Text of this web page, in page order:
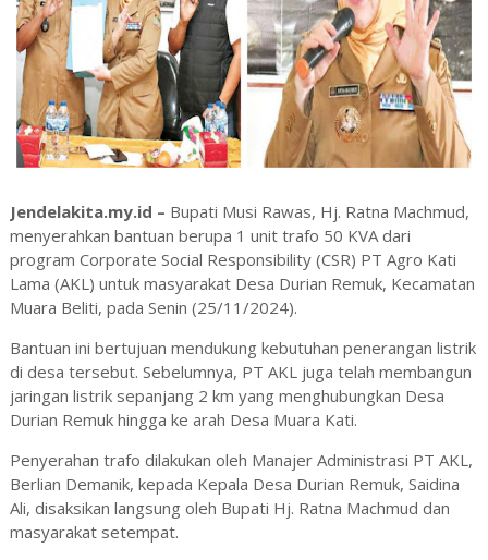
Jendelakita.my.id – Bupati Musi Rawas, Hj. Ratna Machmud,
menyerahkan bantuan berupa 1 unit trafo 50 KVA dari
program Corporate Social Responsibility (CSR) PT Agro Kati
Lama (AKL) untuk masyarakat Desa Durian Remuk, Kecamatan
Muara Beliti, pada Senin (25/11/2024).
Bantuan ini bertujuan mendukung kebutuhan penerangan listrik
di desa tersebut. Sebelumnya, PT AKL juga telah membangun
jaringan listrik sepanjang 2 km yang menghubungkan Desa
Durian Remuk hingga ke arah Desa Muara Kati.
Penyerahan trafo dilakukan oleh Manajer Administrasi PT AKL,
Berlian Demanik, kepada Kepala Desa Durian Remuk, Saidina
Ali, disaksikan langsung oleh Bupati Hj. Ratna Machmud dan
masyarakat setempat.